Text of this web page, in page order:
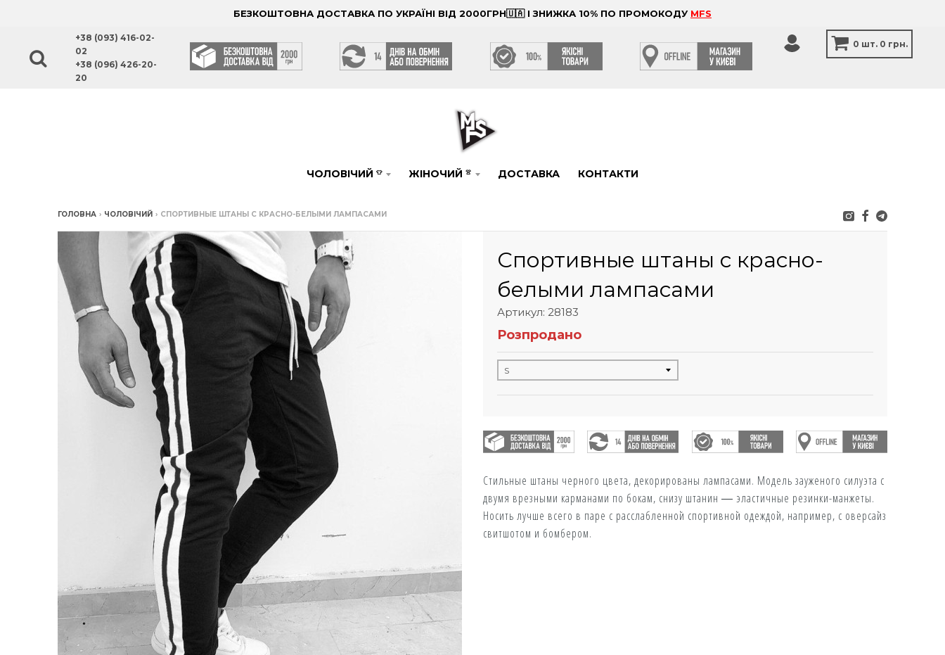
БЕЗКОШТОВНА ДОСТАВКА ПО УКРАЇНІ ВІД 2000ГРН🇺🇦 І ЗНИЖКА 10% ПО ПРОМОКОДУ MFS
+38 (093) 416-02-
02
+38 (096) 426-20-
20
0 шт. 0 грн.
ЧОЛОВІЧИЙ 👕 ЖІНОЧИЙ 👚 ДОСТАВКА КОНТАКТИ
ГОЛОВНА › ЧОЛОВІЧИЙ › СПОРТИВНЫЕ ШТАНЫ С КРАСНО-БЕЛЫМИ ЛАМПАСАМИ
Спортивные штаны с красно-
белыми лампасами
Артикул: 28183
Розпродано
Стильные штаны черного цвета, декорированы лампасами. Модель зауженого силуэта с
двумя врезными карманами по бокам, снизу штанин ― эластичные резинки-манжеты.
Носить лучше всего в паре с расслабленной спортивной одеждой, например, с оверсайз
свитшотом и бомбером.